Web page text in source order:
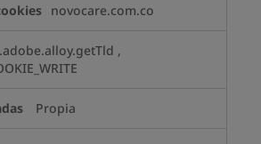
novocare.com.co
,
Propia